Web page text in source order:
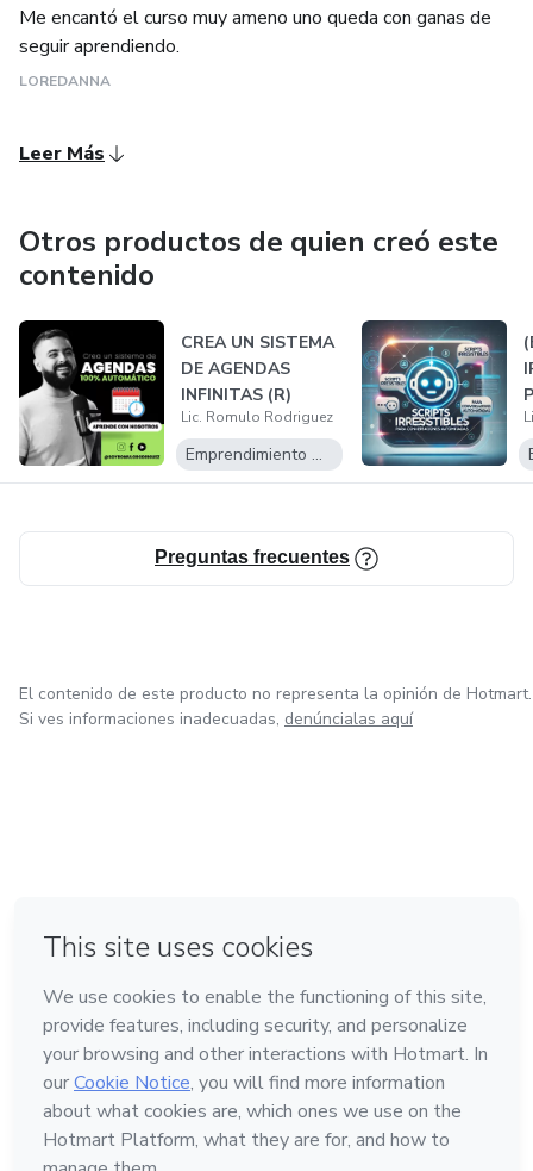
Me encantó el curso muy ameno uno queda con ganas de
seguir aprendiendo.
LOREDANNA
Leer Más
Otros productos de quien creó este
contenido
CREA UN SISTEMA
DE AGENDAS
INFINITAS (R)
Lic. Romulo Rodriguez
Emprendimiento Digital
..
Preguntas frecuentes
El contenido de este producto no representa la opinión de Hotmart.
Si ves informaciones inadecuadas, denúncialas aquí
Hecho con❤ en Ciudad de México
Conoce Hotmart
Idioma
Español